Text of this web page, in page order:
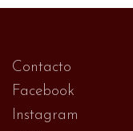
Contacto
Facebook
Instagram